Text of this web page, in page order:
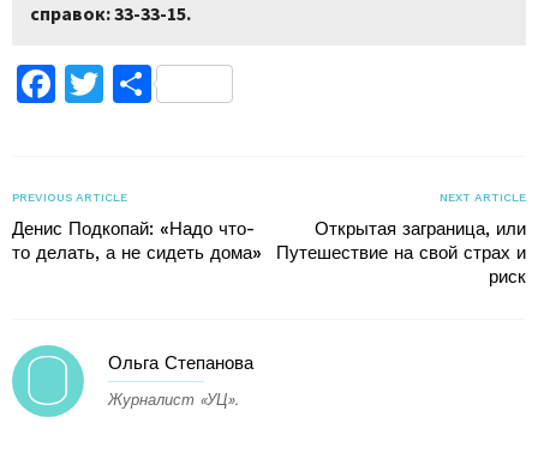
справок: 33-33-15.
Facebook
TwitterПоділитися
PREVIOUS ARTICLE
Денис Подкопай: «Надо что-
то делать, а не сидеть дома»
NEXT ARTICLE
Открытая заграница, или
Путешествие на свой страх и
риск
Ольга Степанова
Журналист «УЦ».